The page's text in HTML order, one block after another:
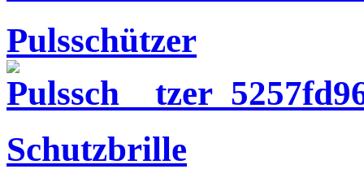
Pulsschützer
Schutzbrille